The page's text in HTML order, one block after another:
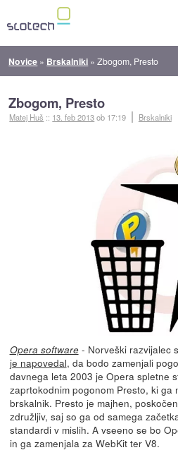
Novice » Brskalniki »Zbogom, Presto
Zbogom, Presto
Matej Huš :: 13. feb 2013ob 17:19 Brskalniki
Opera software- Norveški razvijalec
je napovedal, da bodo zamenjali
davnega leta 2003 je Opera spletne
zaprtokodnim pogonom Presto, ki ga
brskalnik. Presto je majhen,
združljiv, saj so ga od samega
standardi v mislih. A vseeno se bo
in ga zamenjala za WebKit ter V8.